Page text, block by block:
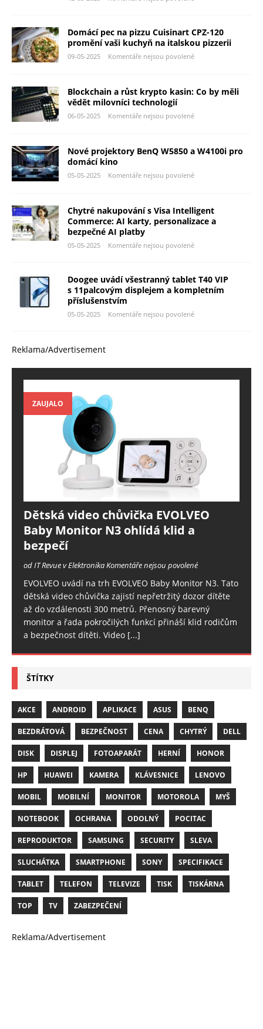
Domácí pec na pizzu Cuisinart CPZ-120
promění vaši kuchyň na italskou pizzerii
09-05-2025 Komentáře nejsou povolené
Blockchain a růst krypto kasin: Co by měli
vědět milovníci technologií
06-05-2025 Komentáře nejsou povolené
Nové projektory BenQ W5850 a W4100i pro
domácí kino
05-05-2025 Komentáře nejsou povolené
Chytré nakupování s Visa Intelligent
Commerce: AI karty, personalizace a
bezpečné AI platby
05-05-2025 Komentáře nejsou povolené
Doogee uvádí všestranný tablet T40 VIP
s 11palcovým displejem a kompletním
příslušenstvím
05-05-2025 Komentáře nejsou povolené
Reklama/Advertisement
ZAUJALO
Dětská video chůvička EVOLVEO
Baby Monitor N3 ohlídá klid a
bezpečí
od IT Revue v ElektronikaKomentáře nejsou povolené
EVOLVEO uvádí na trh EVOLVEO Baby Monitor N3. Tato
dětská video chůvička zajistí nepřetržitý dozor dítěte
až do vzdálenosti 300 metrů. Přenosný barevný
monitor a řada pokročilých funkcí přináší klid rodičům
a bezpečnost dítěti. Video [...]
ŠTÍTKY
AKCE ANDROID APLIKACE ASUS BENQ
BEZDRÁTOVÁ BEZPEČNOST CENA CHYTRÝ DELL
DISK DISPLEJ FOTOAPARÁT HERNÍ HONOR
HP HUAWEI KAMERA KLÁVESNICE LENOVO
MOBIL MOBILNÍ MONITOR MOTOROLA MYŠ
NOTEBOOK OCHRANA ODOLNÝ POCITAC
REPRODUKTOR SAMSUNG SECURITY SLEVA
SLUCHÁTKA SMARTPHONE SONY SPECIFIKACE
TABLET TELEFON TELEVIZE TISK TISKÁRNA
TOP TV ZABEZPEČENÍ
Reklama/Advertisement